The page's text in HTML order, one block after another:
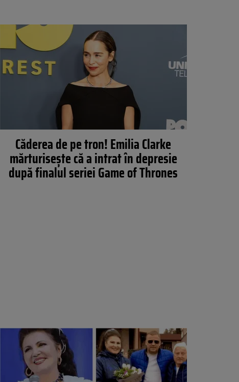
Căderea de pe tron! Emilia Clarke
mărturisește că a intrat în depresie
după finalul seriei Game of Thrones